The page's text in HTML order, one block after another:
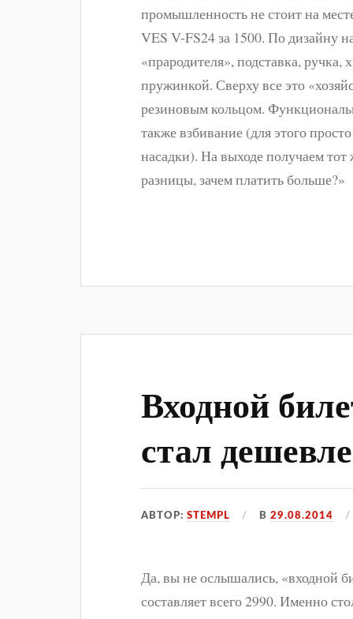
промышленность не стоит на
VES V-FS24 за 1500. По дизайну
«прародителя», подставка,
пружинкой. Сверху все это
резиновым кольцом.
также взбивание (для этого
насадки). На выходе получаем тот
разницы, зачем платить больше?»
Входной
стал дешевле
АВТОР:STEMPL В29.08.2014
Да, вы не ослышались, «входной
составляет всего 2990. Именно